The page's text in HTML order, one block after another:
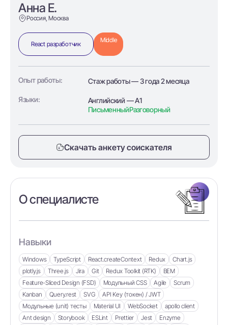
Анна Е.
Россия, Москва
React разработчик
Middle
Опыт работы: Стаж работы — 3 года 2 месяца
Языки:
Английский — A1
ПисьменныйРазговорный
Скачать анкету соискателя
О специалисте
Навыки
Windows TypeScript React.createContext Redux
Chart.js
plotly.js
Three.js Jira Git Redux Toolkit (RTK)
BEM
Feature-Sliced Design (FSD)
Модульный CSS Agile
Scrum
Kanban
Query.rest SVG
API Key (токен) / JWT
Модульные (unit) тесты
Material UI WebSocket
apollo client
Ant design
Storybook ESLint Prettier Jest
Enzyme